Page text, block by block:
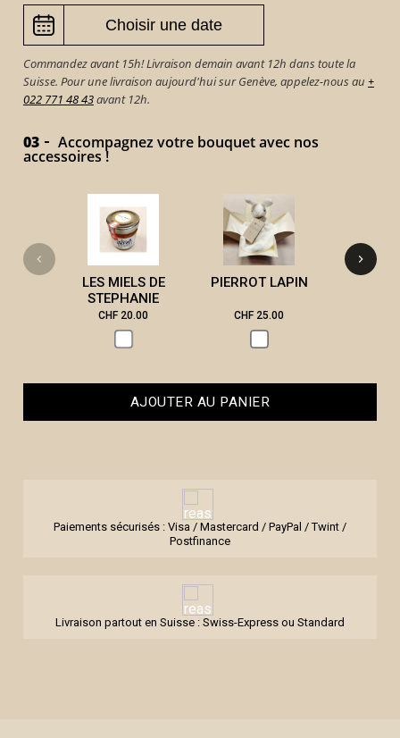
Commandez avant 15h! Livraison demain avant 12h dans toute la
Suisse. Pour une livraison aujourd'hui sur Genève, appelez-nous au +
022 771 48 43avant 12h.
03 Accompagnez votre bouquet avec nos
accessoires !
LES MIELS DE
STEPHANIE
CHF 20.00
PIERROT LAPIN
CHF 25.00
AJOUTER AU PANIER
Paiements sécurisés : Visa / Mastercard / PayPal / Twint /
Postfinance
Livraison partout en Suisse : Swiss-Express ou Standard